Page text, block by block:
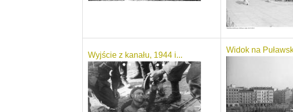
Wyjście z kanału, 1944 i...
Widok na